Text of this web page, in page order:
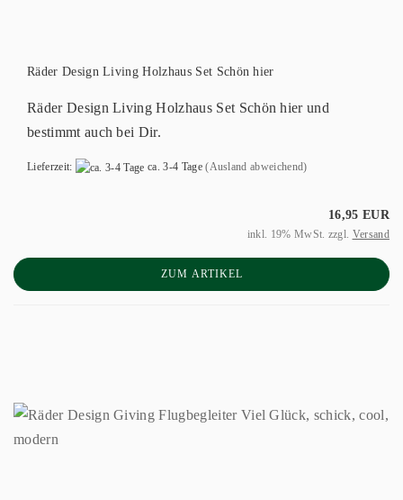
Räder Design Living Holzhaus Set Schön hier
Räder Design Living Holzhaus Set Schön hier und
bestimmt auch bei Dir.
Lieferzeit: ca. 3-4 Tage (Ausland abweichend)
16,95 EUR
inkl. 19% MwSt. zzgl. Versand
ZUM ARTIKEL